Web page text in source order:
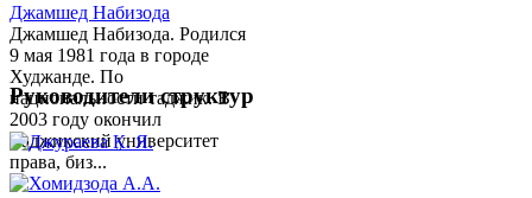
Джамшед Набизода
Джамшед Набизода. Родился
9 мая 1981 года в городе
Худжанде. По
национальности таджик. В
2003 году окончил
Таджикский университет
права, биз...
Руководители структур